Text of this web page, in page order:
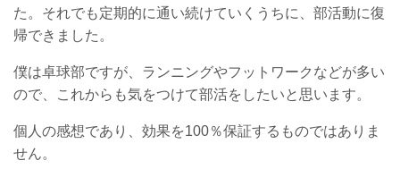
た。それでも定期的に通い続けていくうちに、部活動に復
帰できました。
僕は卓球部ですが、ランニングやフットワークなどが多い
ので、これからも気をつけて部活をしたいと思います。
個人の感想であり、効果を100％保証するものではありま
せん。